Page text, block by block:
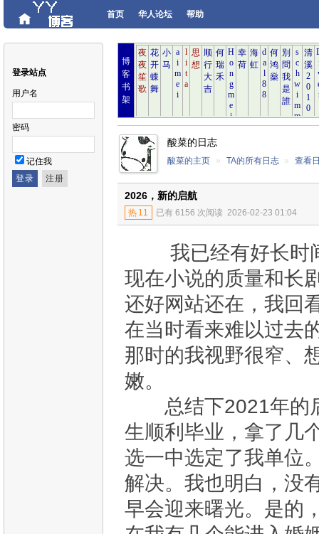
首页 华人论坛 帮助
登录站点
用户名
密码
记住我
博
客
书
架
酸菜的日志
酸菜的主页 » TA的所有日志 » 查看
2026，新的启航
热 11 已有 6156 次阅读 2026-02-23 01:04
我已经有好长时
现在小说的质量和长
还好网站还在，我回
在当时看来难以过去
那时的我视野很窄、
嫩。
总结下2021年的
生顺利毕业，拿了几
选一中选定了我单位
解决。我也明白，没
早会迎来曙光。是的